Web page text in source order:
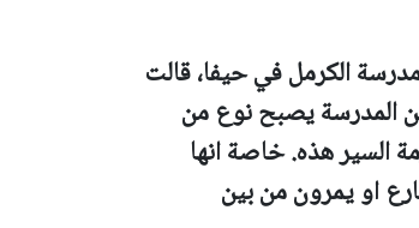
الكرمل في حيفا، قالت
من المدرسة يصبح نوع من
السير هذه. خاصة انها
او يمرون من بين